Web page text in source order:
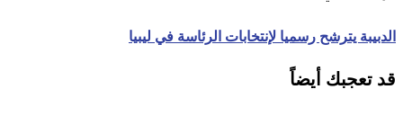
الدبيبة يترشح رسميا لإنتخابات الرئاسة في ليبيا
قد تعجبك أيضاً